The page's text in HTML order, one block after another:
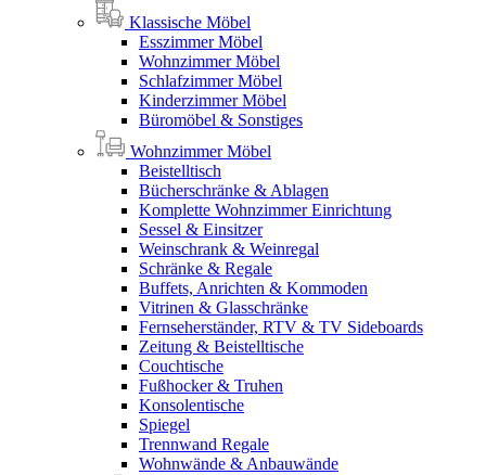
Klassische Möbel
Esszimmer Möbel
Wohnzimmer Möbel
Schlafzimmer Möbel
Kinderzimmer Möbel
Büromöbel & Sonstiges
Wohnzimmer Möbel
Beistelltisch
Bücherschränke & Ablagen
Komplette Wohnzimmer Einrichtung
Sessel & Einsitzer
Weinschrank & Weinregal
Schränke & Regale
Buffets, Anrichten & Kommoden
Vitrinen & Glasschränke
Fernseherständer, RTV & TV Sideboards
Zeitung & Beistelltische
Couchtische
Fußhocker & Truhen
Konsolentische
Spiegel
Trennwand Regale
Wohnwände & Anbauwände